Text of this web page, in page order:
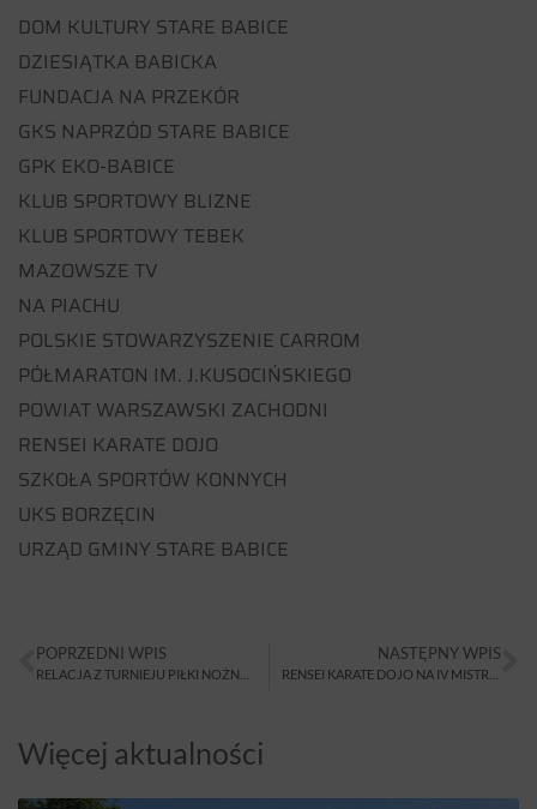
DOM KULTURY STARE BABICE
DZIESIĄTKA BABICKA
FUNDACJA NA PRZEKÓR
GKS NAPRZÓD STARE BABICE
GPK EKO-BABICE
KLUB SPORTOWY BLIZNE
KLUB SPORTOWY TEBEK
MAZOWSZE TV
NA PIACHU
POLSKIE STOWARZYSZENIE CARROM
PÓŁMARATON IM. J.KUSOCIŃSKIEGO
POWIAT WARSZAWSKI ZACHODNI
RENSEI KARATE DOJO
SZKOŁA SPORTÓW KONNYCH
UKS BORZĘCIN
URZĄD GMINY STARE BABICE
POPRZEDNI WPIS NASTĘPNY WPIS
Więcej aktualności